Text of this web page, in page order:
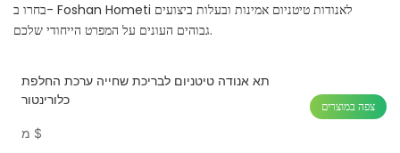
בחרו ב- Foshan Hometi לאנודות טיטניום אמינות ובעלות ביצועים
גבוהים העונים על המפרט הייחודי שלכם.
תא אנודה טיטניום לבריכת שחייה ערכת החלפת
כלורינטור
$
צפה במוצרים